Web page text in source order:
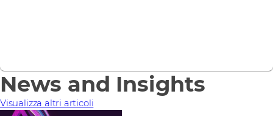
News and Insights
Visualizza altri articoli